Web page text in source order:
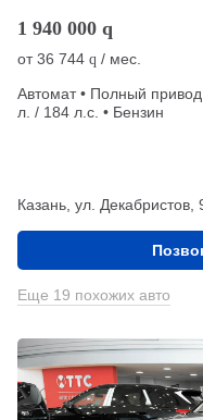
1 940 000 q
от36 744 q / мес.
Автомат • Полный привод
л. / 184 л.с. • Бензин
Казань, ул.
Еще 19 похожих авто